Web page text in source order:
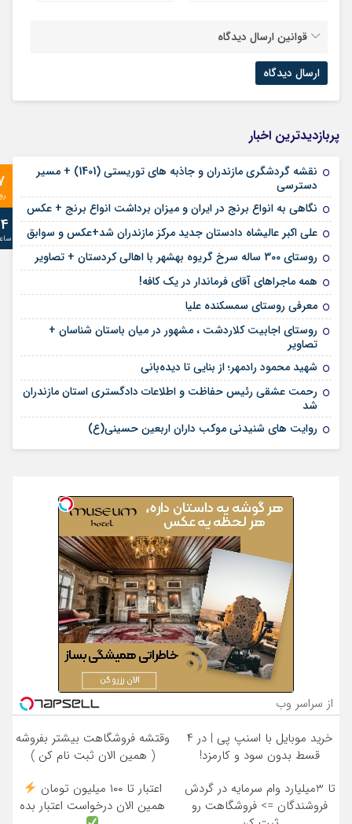
قوانین ارسال دیدگاه
پربازدیدترین اخبار
نقشه گردشگری مازندران و جاذبه های توریستی (1401) + مسیر
دسترسی
نگاهی به انواع برنج در ایران و میزان برداشت انواع برنج + عکس
علی‌ اکبر عالیشاه دادستان جدید مرکز مازندران شد+عکس و سوابق
روستای 300 ساله سرخ ‌گریوه بهشهر با اهالی کردستان + تصاویر
همه ماجراهای آقای فرماندار در یک کافه!
معرفی روستای سمسکنده علیا
روستای اجابیت کلاردشت ، مشهور در میان باستان شناسان +
تصاویر
شهید محمود رادمهر؛ از بنایی تا دیده‌بانی
رحمت عشقی رئیس حفاظت و اطلاعات دادگستری استان مازندران
شد
روایت های شنیدنی موکب داران اربعین حسینی(ع)
از سراسر وب
خرید موبایل با اسنپ پی | در ۴
قسط بدون سود و کارمزد!
وقتشه فروشگاهت بیشتر بفروشه
( همین الان ثبت نام کن )
تا 3میلیارد وام سرمایه در گردش
فروشندگان => فروشگاهت رو
اعتبار تا ۱۰۰ میلیون تومان
همین الان درخواست اعتبار بده